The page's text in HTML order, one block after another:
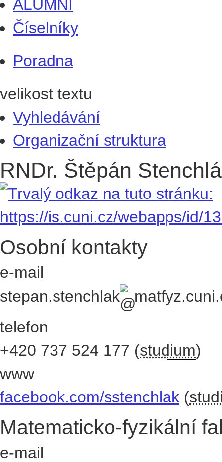
ALUMNI
Číselníky
Poradna
velikost textu
Vyhledávání
Organizační struktura
RNDr. Štěpán
Osobní kontakty
e-mail
stepan.stenchlak
telefon
+420 737 524 177 (studium)
www
facebook.com/sstenchlak (
Matematicko-fyzikální
e-mail